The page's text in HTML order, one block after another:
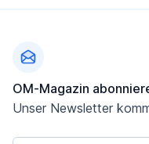
OM-Magazin
Unser Newsletter